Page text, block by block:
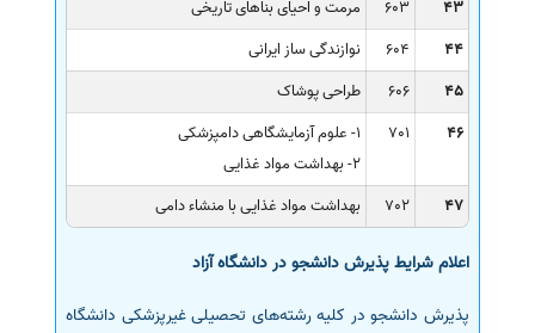
43
603
مرمت و احیای بناهای تاریخی
44
604
نوازندگی ساز ایرانی
45
606
طراحی پوشاک
46
701
1- علوم آزمایشگاهی دامپزشکی
2- بهداشت مواد غذایی
47
702 بهداشت مواد غذایی با منشاء دامی
اعلام شرایط پذیرش دانشجو در دانشگاه آزاد
پذیرش دانشجو در کلیه رشته‌های تحصیلی غیرپزشکی دانشگاه